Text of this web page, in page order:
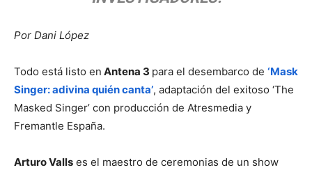
Por Dani López
Todo está listo en Antena 3 para el desembarco de ‘Mask
Singer: adivina quién canta’, adaptación del exitoso ‘The
Masked Singer’ con producción de Atresmedia y
Fremantle España.
Arturo Valls es el maestro de ceremonias de un show